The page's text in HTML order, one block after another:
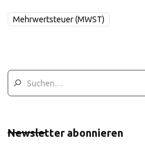
Mehrwertsteuer (MWST)
Newsletter abonnieren